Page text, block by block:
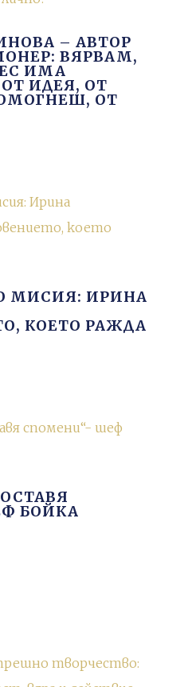
– АВТОР
ВЯРВАМ,
ИМА
ИДЕЯ, ОТ
ОТ
МИСИЯ: ИРИНА
КОЕТО РАЖДА
БОЙКА